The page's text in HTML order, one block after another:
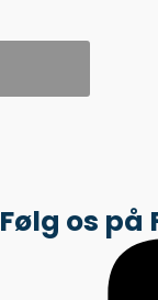
Følg os på